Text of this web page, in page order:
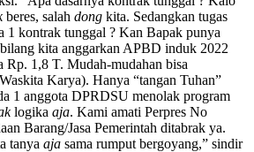
beres, salah dong kita. Sedangkan tugas
1 kontrak tunggal ? Kan Bapak punya
kita anggarkan APBD induk 2022
1,8 T. Mudah-mudahan bisa
Karya). Hanya “tangan Tuhan”
1 anggota DPRDSU menolak program
logika aja. Kami amati Perpres No
Barang/Jasa Pemerintah ditabrak ya.
tanya aja sama rumput bergoyang,” sindir